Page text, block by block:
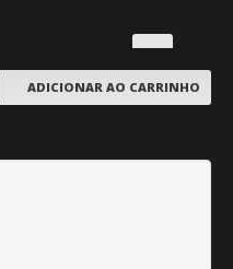
ADICIONAR AO CARRINHO